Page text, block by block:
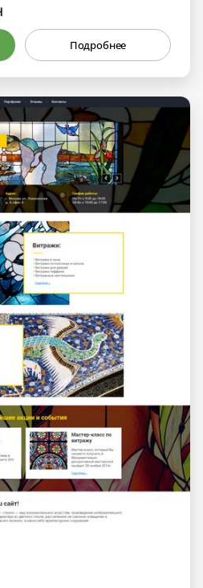
Подробнее